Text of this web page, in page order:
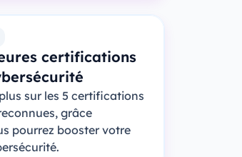
certifications
sur les 5 certifications
grâce
pourrez booster votre